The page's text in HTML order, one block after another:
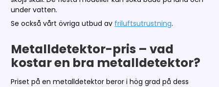
under vatten.
Se också vårt övriga utbud av friluftsutrustning.
Metalldetektor-pris – vad
kostar en bra metalldetektor?
Priset på en metalldetektor beror i hög grad på dess